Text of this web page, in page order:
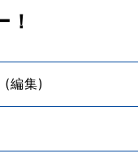
編集)